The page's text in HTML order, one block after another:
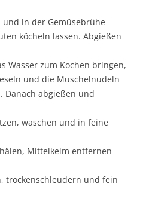
und in der Gemüsebrühe
köcheln lassen. Abgießen
Wasser zum Kochen bringen,
und die Muschelnudeln
Danach abgießen und
waschen und in feine
Mittelkeim entfernen
trockenschleudern und fein